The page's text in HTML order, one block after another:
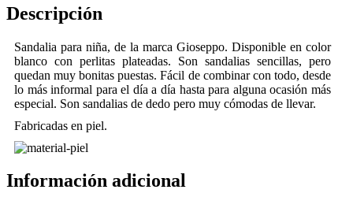
Descripción
Sandalia para niña, de la marca Gioseppo. Disponible en color
blanco con perlitas plateadas. Son sandalias sencillas, pero
quedan muy bonitas puestas. Fácil de combinar con todo, desde
lo más informal para el día a día hasta para alguna ocasión más
especial. Son sandalias de dedo pero muy cómodas de llevar.
Fabricadas en piel.
Información adicional